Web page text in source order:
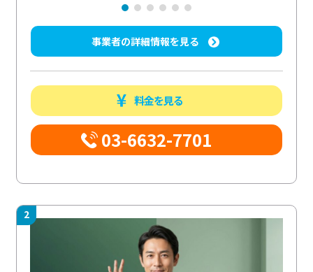
事業者の詳細情報を見る
料金を見る
03-6632-7701
2